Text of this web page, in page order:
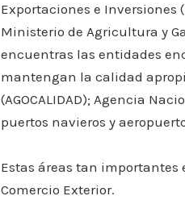
Exportaciones e Inversiones
Ministerio de Agricultura y
encuentras las entidades
mantengan la calidad
(AGOCALIDAD); Agencia
puertos navieros y
Estas áreas tan importantes
Comercio Exterior.